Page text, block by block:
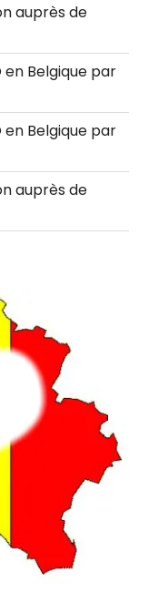
auprès de
Belgique par
Belgique par
auprès de